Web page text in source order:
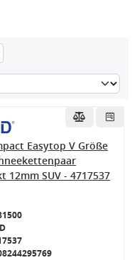
Easytop V Größe
12mm SUV - 4717537